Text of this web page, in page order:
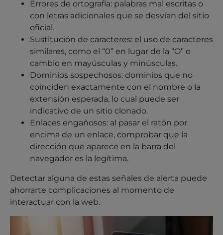
Errores de ortografía: palabras mal escritas o
con letras adicionales que se desvían del sitio
oficial.
Sustitución de caracteres: el uso de caracteres
similares, como el “0” en lugar de la “O” o
cambio en mayúsculas y minúsculas.
Dominios sospechosos: dominios que no
coinciden exactamente con el nombre o la
extensión esperada, lo cual puede ser
indicativo de un sitio clonado.
Enlaces engañosos: al pasar el ratón por
encima de un enlace, comprobar que la
dirección que aparece en la barra del
navegador es la legítima.
Detectar alguna de estas señales de alerta puede
ahorrarte complicaciones al momento de
interactuar con la web.